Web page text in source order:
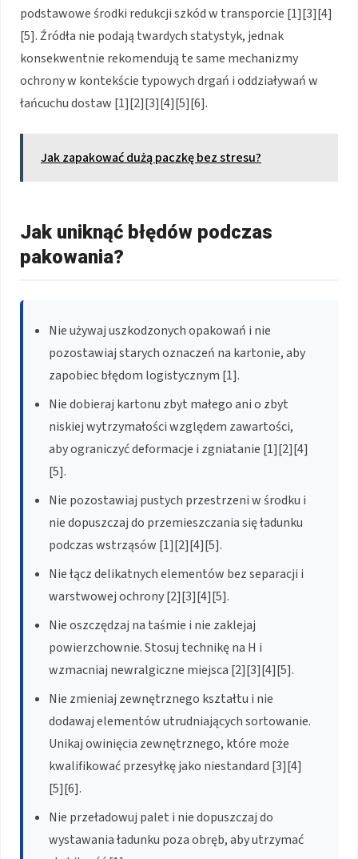
podstawowe środki redukcji szkód w transporcie [1][3][4]
[5]. Źródła nie podają twardych statystyk, jednak
konsekwentnie rekomendują te same mechanizmy
ochrony w kontekście typowych drgań i oddziaływań w
łańcuchu dostaw [1][2][3][4][5][6].
Jak zapakować dużą paczkę bez stresu?
Jak uniknąć błędów podczas
pakowania?
Nie używaj uszkodzonych opakowań i nie
pozostawiaj starych oznaczeń na kartonie, aby
zapobiec błędom logistycznym [1].
Nie dobieraj kartonu zbyt małego ani o zbyt
niskiej wytrzymałości względem zawartości,
aby ograniczyć deformacje i zgniatanie [1][2][4]
[5].
Nie pozostawiaj pustych przestrzeni w środku i
nie dopuszczaj do przemieszczania się ładunku
podczas wstrząsów [1][2][4][5].
Nie łącz delikatnych elementów bez separacji i
warstwowej ochrony [2][3][4][5].
Nie oszczędzaj na taśmie i nie zaklejaj
powierzchownie. Stosuj technikę na H i
wzmacniaj newralgiczne miejsca [2][3][4][5].
Nie zmieniaj zewnętrznego kształtu i nie
dodawaj elementów utrudniających sortowanie.
Unikaj owinięcia zewnętrznego, które może
kwalifikować przesyłkę jako niestandard [3][4]
[5][6].
Nie przeładowuj palet i nie dopuszczaj do
wystawania ładunku poza obręb, aby utrzymać